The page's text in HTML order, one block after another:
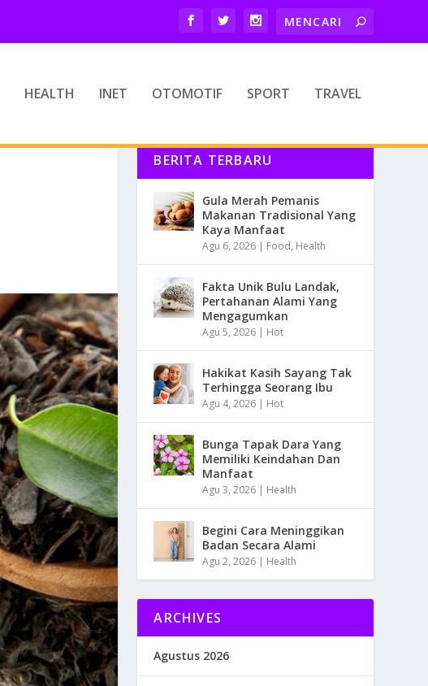
HEALTH INET OTOMOTIF SPORT TRAVEL
BERITA TERBARU
Gula Merah Pemanis
Makanan Tradisional Yang
Kaya Manfaat
Agu 6, 2026 | Food, Health
Fakta Unik Bulu Landak,
Pertahanan Alami Yang
Mengagumkan
Agu 5, 2026 | Hot
Hakikat Kasih Sayang Tak
Terhingga Seorang Ibu
Agu 4, 2026 | Hot
Bunga Tapak Dara Yang
Memiliki Keindahan Dan
Manfaat
Agu 3, 2026 | Health
Begini Cara Meninggikan
Badan Secara Alami
Agu 2, 2026 | Health
ARCHIVES
Agustus 2026